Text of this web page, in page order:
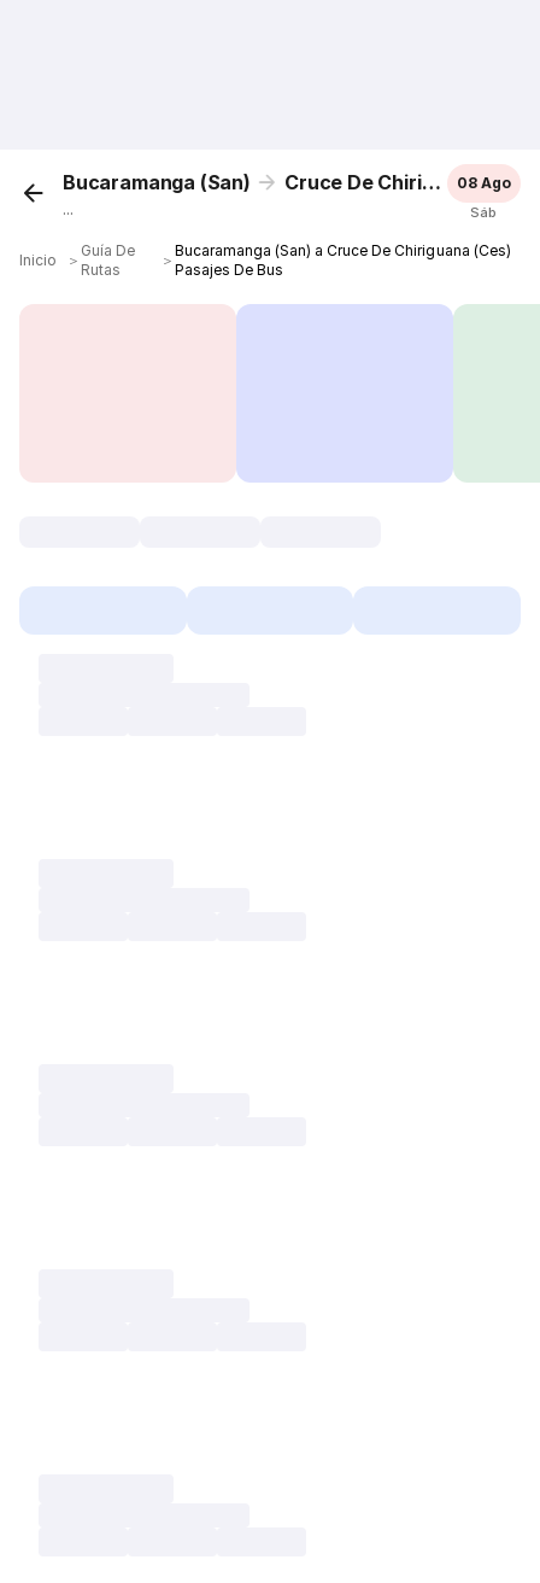
Bucaramanga (San) Cruce De Chiriguana (Ces)
...
08 Ago
Sáb
Inicio ＞
Guía De
Rutas
＞
Bucaramanga (San) a Cruce De Chiriguana (Ces)
Pasajes De Bus